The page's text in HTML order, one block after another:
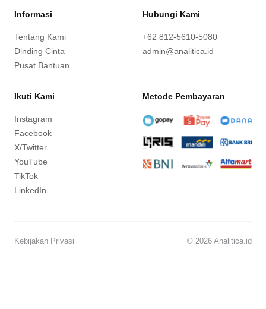
Informasi
Tentang Kami
Dinding Cinta
Pusat Bantuan
Hubungi Kami
+62 812-5610-5080
admin@analitica.id
Ikuti Kami
Instagram
Facebook
X/Twitter
YouTube
TikTok
LinkedIn
Metode Pembayaran
Kebijakan Privasi © 2026 Analitica.id